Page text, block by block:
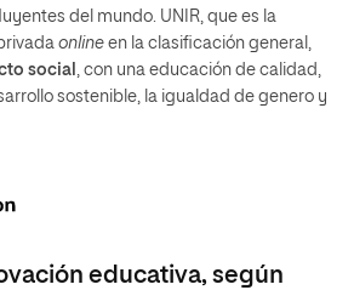
del mundo. UNIR, que es la
online en la clasificación general,
social
, con una educación de calidad,
sostenible, la igualdad de genero y
educativa, según